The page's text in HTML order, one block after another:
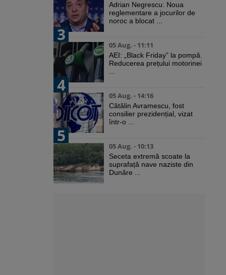
Adrian Negrescu: Noua
reglementare a jocurilor de
noroc a blocat ...
3
05 Aug. - 11:11
AEI: „Black Friday” la pompă.
Reducerea prețului motorinei
4
05 Aug. - 14:16
Cătălin Avramescu, fost
consilier prezidențial, vizat
într-o ...
5
05 Aug. - 10:13
Seceta extremă scoate la
suprafață nave naziste din
Dunăre ...